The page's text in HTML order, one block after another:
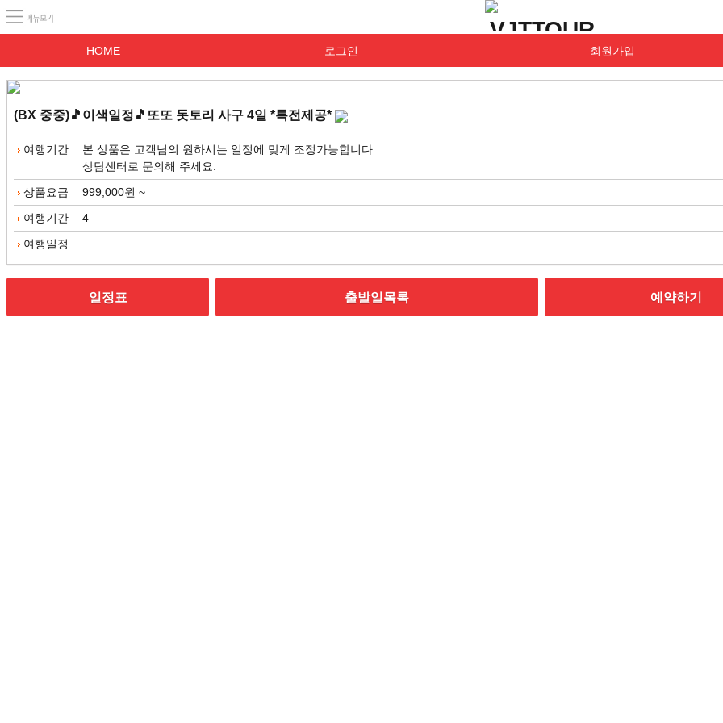
HOME 로그인 회원가입
(BX 중중)🎵이색일정🎵또또 돗토리 사구 4일 *특전제공*
여행기간
본 상품은 고객님의 원하시는 일정에 맞게 조정가능합니다.
상담센터로 문의해 주세요.
상품요금
999,000원 ~
여행기간
4
여행일정
일정표 출발일목록 예약하기